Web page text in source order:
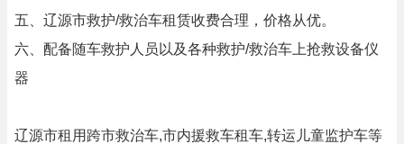
五、辽源市救护/救治车租赁收费合理，价格从优。
六、配备随车救护人员以及各种救护/救治车上抢救设备仪
器
辽源市租用跨市救治车,市内援救车租车,转运儿童监护车等